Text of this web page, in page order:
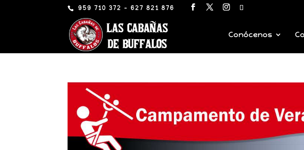
959 710 372 - 627 821 876
Conócenos